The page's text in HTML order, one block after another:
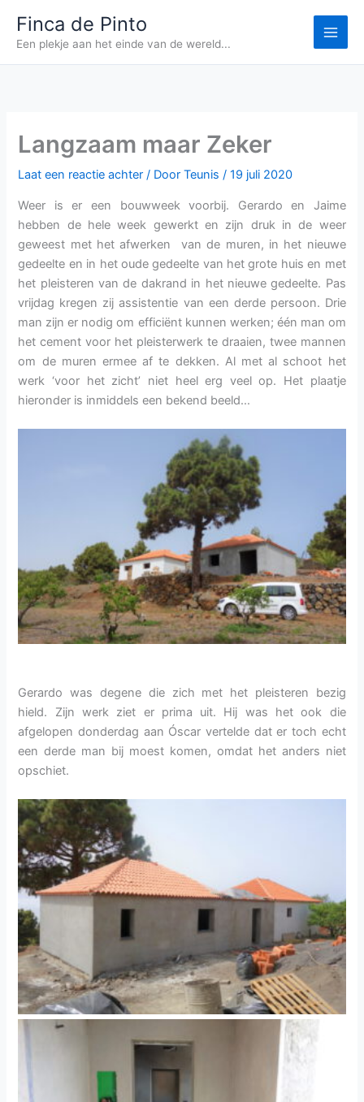
naar
inhoud
Finca de Pinto
Een plekje aan het einde van de wereld...
Langzaam maar Zeker
Laat een reactie achter / DoorTeunis/19 juli 2020
Weer is er een bouwweek voorbij. Gerardo en Jaime
hebben de hele week gewerkt en zijn druk in de weer
geweest met het afwerken van de muren, in het nieuwe
gedeelte en in het oude gedeelte van het grote huis en met
het pleisteren van de dakrand in het nieuwe gedeelte. Pas
vrijdag kregen zij assistentie van een derde persoon. Drie
man zijn er nodig om efficiënt kunnen werken; één man om
het cement voor het pleisterwerk te draaien, twee mannen
om de muren ermee af te dekken. Al met al schoot het
werk ‘voor het zicht’ niet heel erg veel op. Het plaatje
hieronder is inmiddels een bekend beeld…
Gerardo was degene die zich met het pleisteren bezig
hield. Zijn werk ziet er prima uit. Hij was het ook die
afgelopen donderdag aan Óscar vertelde dat er toch echt
een derde man bij moest komen, omdat het anders niet
opschiet.